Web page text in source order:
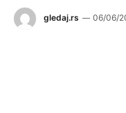
gledaj.rs 06/06/